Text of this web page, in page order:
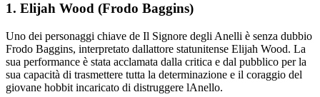
1. Elijah Wood (Frodo Baggins)
Uno dei personaggi chiave de Il Signore degli Anelli è senza dubbio
Frodo Baggins, interpretato dallattore statunitense Elijah Wood. La
sua performance è stata acclamata dalla critica e dal pubblico per la
sua capacità di trasmettere tutta la determinazione e il coraggio del
giovane hobbit incaricato di distruggere lAnello.